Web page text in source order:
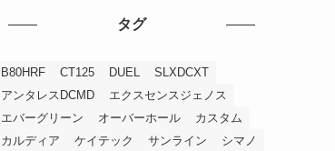
タグ
B80HRF CT125 DUEL
SLXDCXT
アンタレスDCMD
エクスセンスジェノス
エバーグリーン
オーバーホール
カスタム
カルディア
ケイテック サンライン
シマノ